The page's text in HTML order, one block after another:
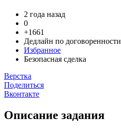
2 года назад
0
+1661
Дедлайн по договоренности
Избранное
Безопасная сделка
Верстка
Поделиться
Вконтакте
Описание задания